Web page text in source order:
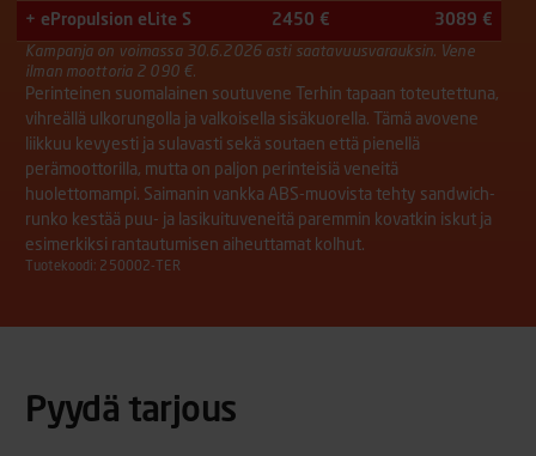
+ ePropulsion eLite S 2450 € 3089 €
Kampanja on voimassa 30.6.2026 asti saatavuusvarauksin. Vene
ilman moottoria 2 090 €.
Perinteinen suomalainen soutuvene Terhin tapaan toteutettuna,
vihreällä ulkorungolla ja valkoisella sisäkuorella. Tämä avovene
liikkuu kevyesti ja sulavasti sekä soutaen että pienellä
perämoottorilla, mutta on paljon perinteisiä veneitä
huolettomampi. Saimanin vankka ABS-muovista tehty sandwich-
runko kestää puu- ja lasikuituveneitä paremmin kovatkin iskut ja
esimerkiksi rantautumisen aiheuttamat kolhut.
Tuotekoodi: 250002-TER
Pyydä tarjous